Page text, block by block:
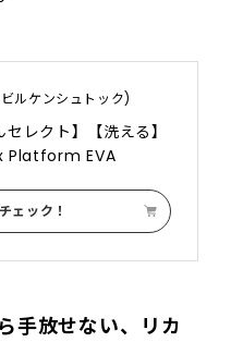
ルケンシュトック)
セレクト】【洗える】
Platform EVA
ェック！
手放せない、リカ